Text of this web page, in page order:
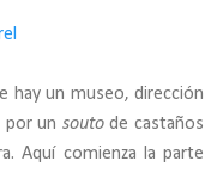
hay un museo, dirección
por un soutode castaños
Aquí comienza la parte